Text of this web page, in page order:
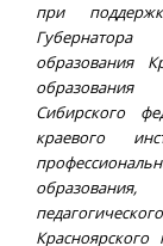
при
образования
образования
Сибирского
краевого
Красноярского